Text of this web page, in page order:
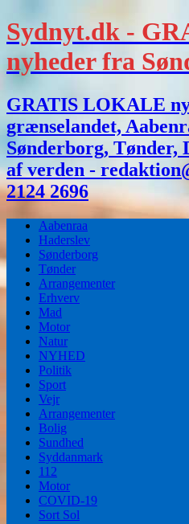
Sydnyt.dk -
nyheder fra
GRATIS LOKALE
grænselandet,
Sønderborg, Tønder,
af verden -
2124 2696
Aabenraa
Haderslev
Sønderborg
Tønder
Arrangementer
Erhverv
Mad
Motor
Natur
NYHED
Politik
Sport
Vejr
Arrangementer
Bolig
Sundhed
Syddanmark
112
Motor
COVID-19
Sort Sol